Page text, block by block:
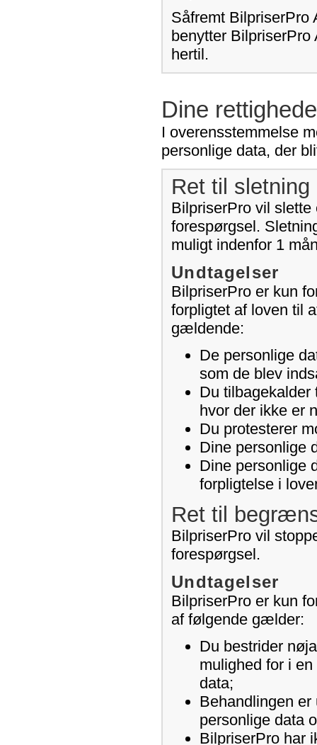
Såfremt BilpriserPro
benytter
hertil.
Dine
I overensstemmelse
personlige data, der
Ret til
BilpriserPro vil
forespørgsel.
muligt indenfor 1
Undtagelser
BilpriserPro er kun
forpligtet af loven til
gældende:
De personlige
som de blev
Du tilbagekalder
hvor der ikke er
Du protesterer
Dine personlige
Dine personlige
forpligtelse i
Ret til
BilpriserPro vil
forespørgsel.
Undtagelser
BilpriserPro er kun
af følgende gælder:
Du bestrider
mulighed for i
data;
Behandlingen
personlige data
BilpriserPro har